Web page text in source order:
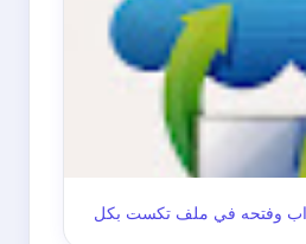
وفتحه في ملف تكست بكل